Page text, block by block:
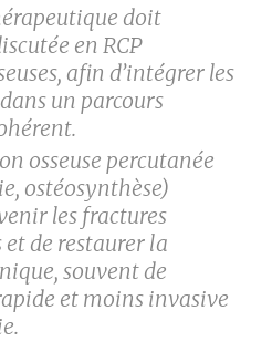
doit
en RCP
afin d’intégrer les
un parcours
osseuse percutanée
ostéosynthèse)
les fractures
de restaurer la
souvent de
et moins invasive